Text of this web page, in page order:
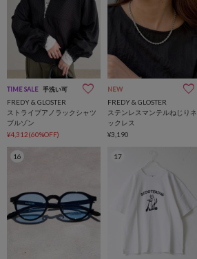
TIME SALE 手洗い可
FREDY & GLOSTER
ストライプアノラックシャツ
ブルゾン
¥4,312(60%OFF)
NEW
FREDY & GLOSTER
ステンレスマンテルねじりネ
ックレス
¥3,190
16 17